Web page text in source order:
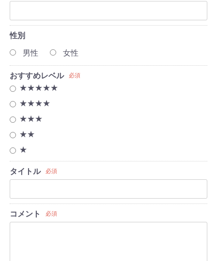
性別
男性
女性
おすすめレベル 必須
★★★★★
★★★★
★★★
★★
★
タイトル 必須
コメント 必須